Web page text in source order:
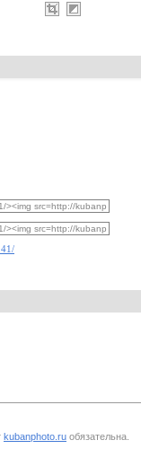
kubanphoto.ru обязательна.